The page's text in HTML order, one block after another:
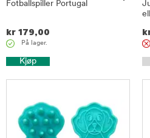
Fotballspiller Portugal
kr 179,00
På lager.
Kjøp